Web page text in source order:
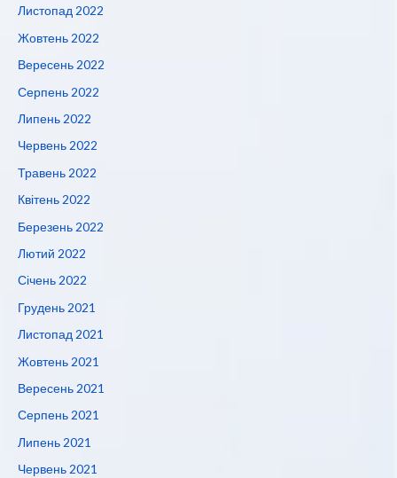
Листопад 2022
Жовтень 2022
Вересень 2022
Серпень 2022
Липень 2022
Червень 2022
Травень 2022
Квітень 2022
Березень 2022
Лютий 2022
Січень 2022
Грудень 2021
Листопад 2021
Жовтень 2021
Вересень 2021
Серпень 2021
Липень 2021
Червень 2021